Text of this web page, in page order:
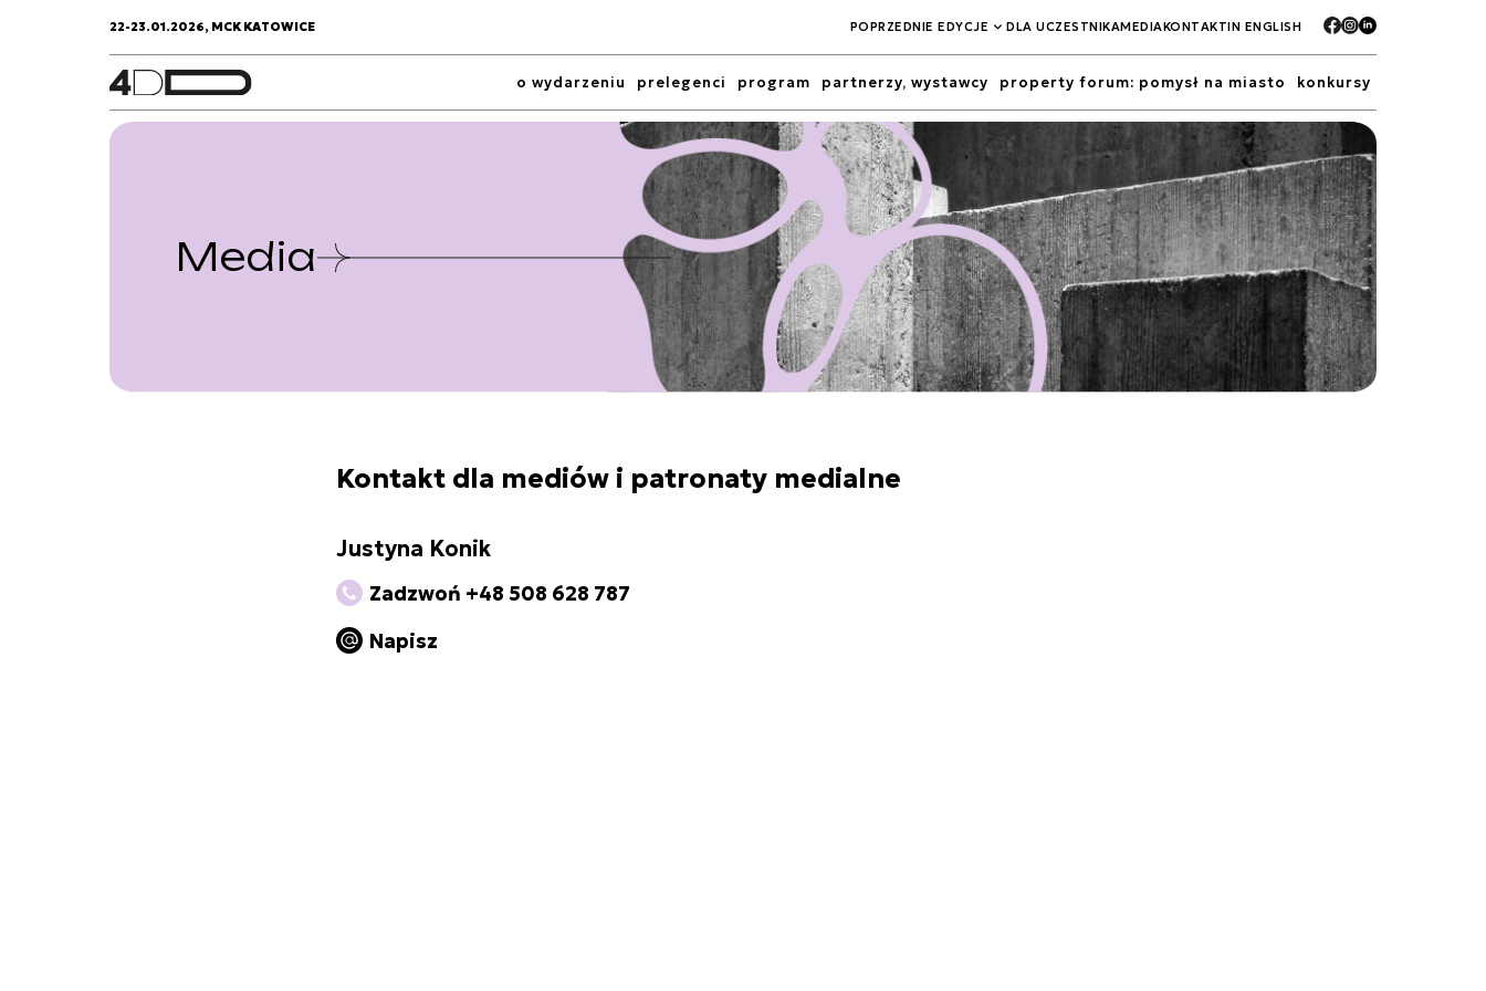
22-23.01.2026, MCK KATOWICE POPRZEDNIE EDYCJE DLA UCZESTNIKAMEDIAKONTAKTIN ENGLISH
o wydarzeniu prelegenci program partnerzy, wystawcy property forum: pomysł na miasto konkursy
Media
Kontakt dla mediów i patronaty medialne
Justyna Konik
Zadzwoń +48 508 628 787
Napisz